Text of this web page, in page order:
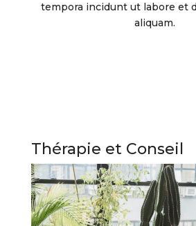
tempora incidunt ut labore et
aliquam.
Thérapie et Conseil